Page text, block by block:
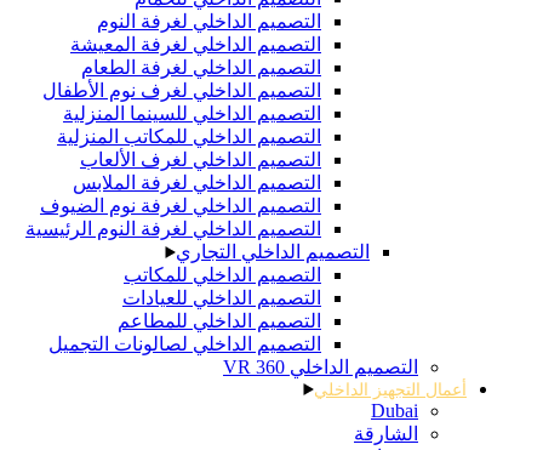
التصميم الداخلي لغرفة النوم
التصميم الداخلي لغرفة المعيشة
التصميم الداخلي لغرفة الطعام
التصميم الداخلي لغرف نوم الأطفال
التصميم الداخلي للسينما المنزلية
التصميم الداخلي للمكاتب المنزلية
التصميم الداخلي لغرف الألعاب
التصميم الداخلي لغرفة الملابس
التصميم الداخلي لغرفة نوم الضيوف
التصميم الداخلي لغرفة النوم الرئيسية
التصميم الداخلي التجاري
التصميم الداخلي للمكاتب
التصميم الداخلي للعيادات
التصميم الداخلي للمطاعم
التصميم الداخلي لصالونات التجميل
التصميم الداخلي 360 VR
أعمال التجهيز الداخلي
Dubai
الشارقة